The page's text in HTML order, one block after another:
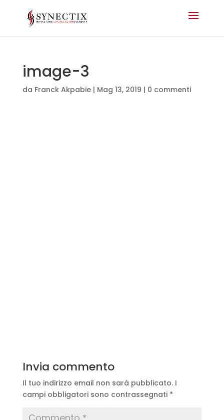
image-3
da Franck Akpabie| Mag 13, 2019 | 0 commenti
Invia commento
Il tuo indirizzo email non sarà pubblicato. I
campi obbligatori sono contrassegnati *